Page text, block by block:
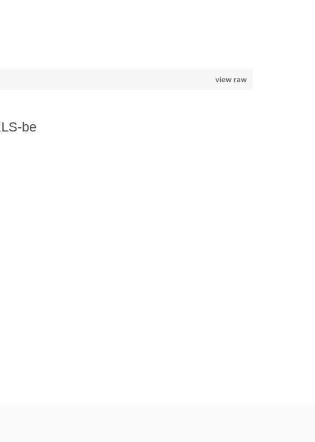
view raw
be